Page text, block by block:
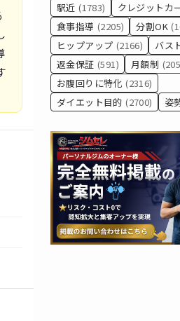
駅近 (1783) クレジットカ
食事指導 (2205) 分割OK
ヒップアップ (2166) バス
返金保証 (591) 月額制
お腹回りに特化 (2316)
ダイエット目的 (2700) 姿